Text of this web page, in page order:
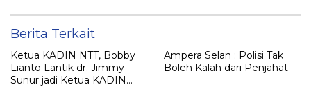
Berita Terkait
Ketua KADIN NTT, Bobby
Lianto Lantik dr. Jimmy
Sunur jadi Ketua KADIN
Ampera Selan : Polisi Tak
Boleh Kalah dari Penjahat